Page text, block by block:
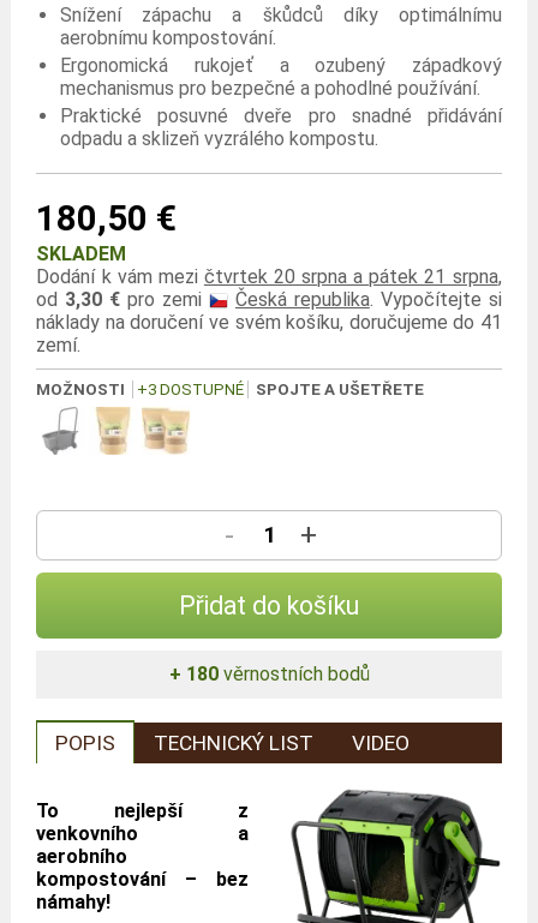
Snížení zápachu a škůdců díky optimálnímu
aerobnímu kompostování.
Ergonomická rukojeť a ozubený západkový
mechanismus pro bezpečné a pohodlné používání.
Praktické posuvné dveře pro snadné přidávání
odpadu a sklizeň vyzrálého kompostu.
180,50 €
SKLADEM
Dodání k vám mezi čtvrtek 20 srpna a pátek 21 srpna,
od 3,30 € pro zemi Česká republika. Vypočítejte si
náklady na doručení ve svém košíku, doručujeme do 41
zemí.
MOŽNOSTI +3 DOSTUPNÉ SPOJTE A UŠETŘETE
- +
Přidat do košíku
+ 180věrnostních bodů
POPIS TECHNICKÝ LIST VIDEO
To nejlepší z
venkovního a
aerobního
kompostování – bez
námahy!